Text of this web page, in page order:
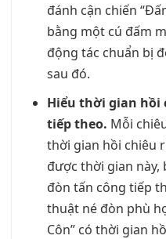
đánh cận chiến
bằng một cú đấm
động tác chuẩn bị
sau đó.
Hiểu thời gian hồi
tiếp theo. Mỗi
thời gian hồi chiêu
được thời gian này,
đòn tấn công tiếp
thuật né đòn phù
Côn” có thời gian